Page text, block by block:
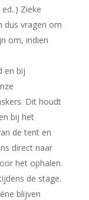
Zieke
dus vragen om
om, indien
en bij
Dit houdt
bij het
de tent en
direct naar
het ophalen.
de stage.
blijven